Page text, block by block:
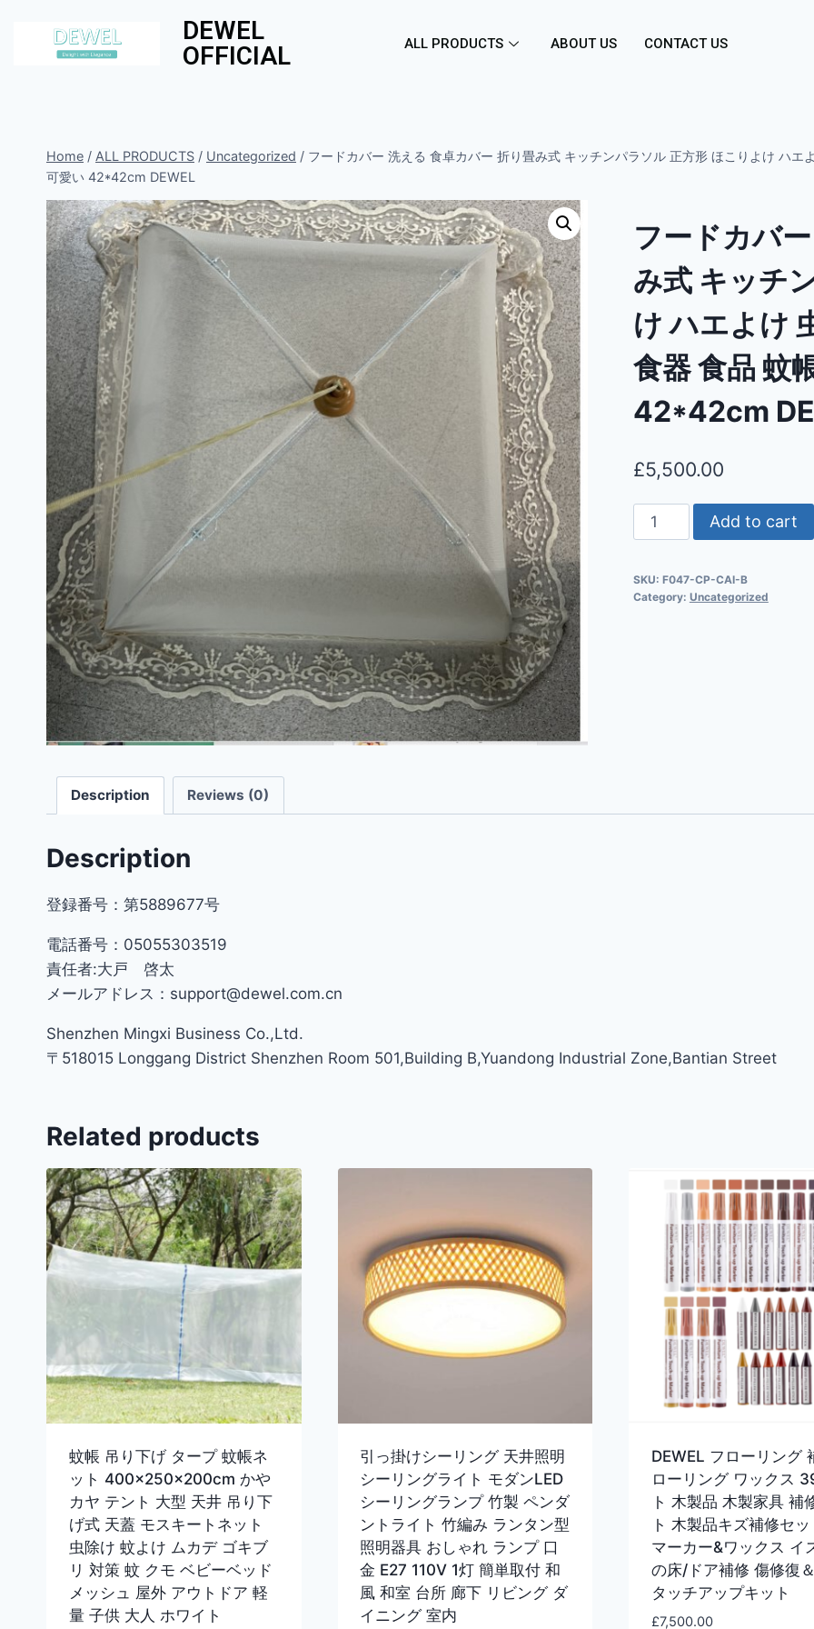
DEWEL
OFFICIAL
ALL PRODUCTS ABOUT US CONTACT US
Home / ALL PRODUCTS / Uncategorized / フードカバー 洗える 食卓カバー 折り畳み式 キッチンパラソル 正方形 ほこりよけ ハ
可愛い 42*42cm DEWEL
フードカバ
み式 キッチ
け ハエよけ
食器 食品 蚊
42*42cm
£5,500.00
Add to cart
SKU: F047-CP-CAI-B
Category: Uncategorized
Description Reviews (0)
Description
登録番号：第5889677号
電話番号：05055303519
責任者:大戸 啓太
メールアドレス：support@dewel.com.cn
Shenzhen Mingxi Business Co.,Ltd.
〒518015 Longgang District Shenzhen Room 501,Building B,Yuandong Industrial Zone,Bantian Street
Related products
蚊帳 吊り下げ タープ 蚊帳ネ
ット 400×250×200cm かや
カヤ テント 大型 天井 吊り下
げ式 天蓋 モスキートネット
虫除け 蚊よけ ムカデ ゴキブ
リ 対策 蚊 クモ ベビーベッド
メッシュ 屋外 アウトドア 軽
量 子供 大人 ホワイト
引っ掛けシーリング 天井照明
シーリングライト モダンLED
シーリングランプ 竹製 ペンダ
ントライト 竹編み ランタン型
照明器具 おしゃれ ランプ 口
金 E27 110V 1灯 簡単取付 和
風 和室 台所 廊下 リビング ダ
イニング 室内
DEWEL フローリング
ローリング ワックス
ト 木製品 木製家具 補
ト 木製品キズ補修セ
マーカー&ワックス イ
の床/ドア補修 傷修復
タッチアップキット
£7,500.00